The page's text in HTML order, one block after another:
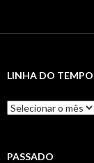
LINHA DO TEMPO
Linha
do
PASSADO